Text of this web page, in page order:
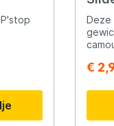
Deze
€